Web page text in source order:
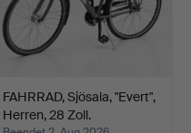
FAHRRAD, Sjösala, "Evert",
Herren, 28 Zoll.